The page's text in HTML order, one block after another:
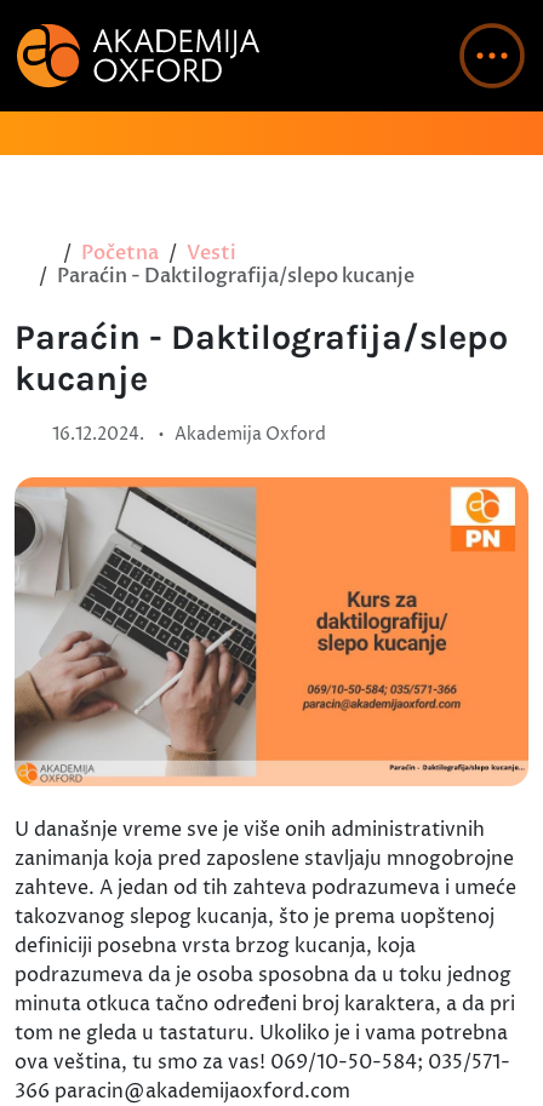
Početna
Vesti
Paraćin - Daktilografija/slepo kucanje
Paraćin - Daktilografija/slepo
kucanje
16.12.2024. • Akademija Oxford
U današnje vreme sve je više onih administrativnih
zanimanja koja pred zaposlene stavljaju mnogobrojne
zahteve. A jedan od tih zahteva podrazumeva i umeće
takozvanog slepog kucanja, što je prema uopštenoj
definiciji posebna vrsta brzog kucanja, koja
podrazumeva da je osoba sposobna da u toku jednog
minuta otkuca tačno određeni broj karaktera, a da pri
tom ne gleda u tastaturu. Ukoliko je i vama potrebna
ova veština, tu smo za vas! 069/10-50-584; 035/571-
366 paracin@akademijaoxford.com